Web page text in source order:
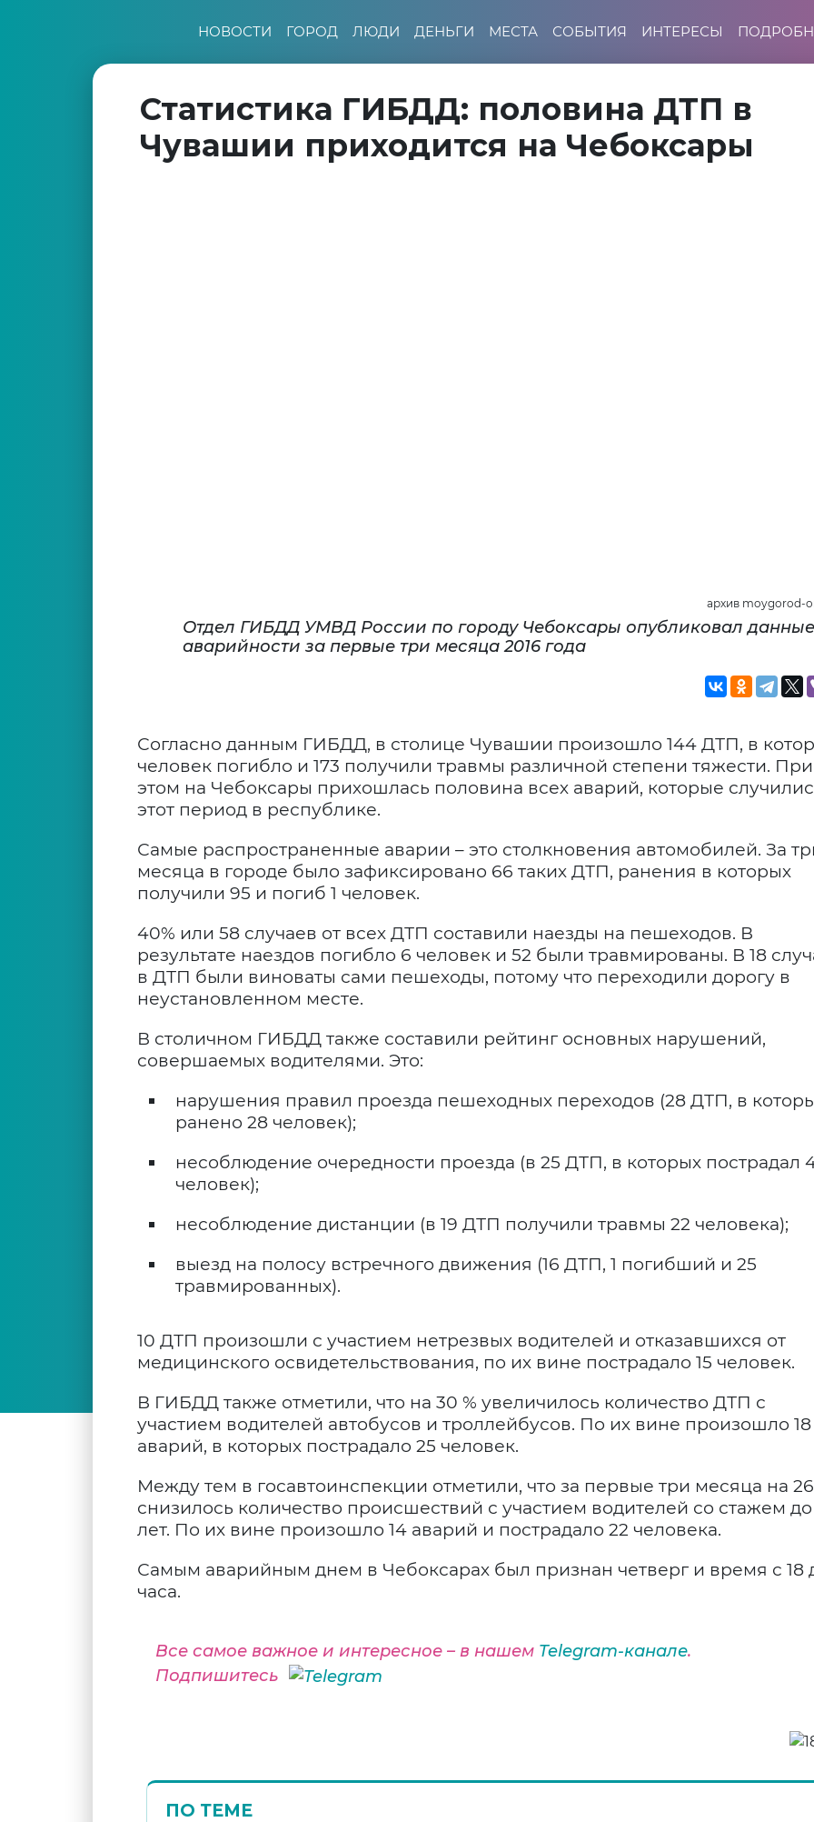
НОВОСТИ ГОРОД ЛЮДИ ДЕНЬГИ МЕСТА СОБЫТИЯ ИНТЕРЕСЫ
Статистика ГИБДД: половина ДТП в
Чувашии приходится на Чебоксары
архив moygorod-
Отдел ГИБДД УМВД России по городу Чебоксары опубликовал
аварийности за первые три месяца 2016 года
Согласно данным ГИБДД, в столице Чувашии произошло 144 ДТП, в
человек погибло и 173 получили травмы различной степени тяжести. При
этом на Чебоксары прихошлась половина всех аварий, которые
этот период в республике.
Самые распространенные аварии – это столкновения автомобилей. За
месяца в городе было зафиксировано 66 таких ДТП, ранения в которых
получили 95 и погиб 1 человек.
40% или 58 случаев от всех ДТП составили наезды на пешеходов. В
результате наездов погибло 6 человек и 52 были травмированы. В 18
в ДТП были виноваты сами пешеходы, потому что переходили дорогу в
неустановленном месте.
В столичном ГИБДД также составили рейтинг основных нарушений,
совершаемых водителями. Это:
нарушения правил проезда пешеходных переходов (28 ДТП, в
ранено 28 человек);
несоблюдение очередности проезда (в 25 ДТП, в которых пострадал
человек);
несоблюдение дистанции (в 19 ДТП получили травмы 22 человека);
выезд на полосу встречного движения (16 ДТП, 1 погибший и 25
травмированных).
10 ДТП произошли с участием нетрезвых водителей и отказавшихся от
медицинского освидетельствования, по их вине пострадало 15 человек.
В ГИБДД также отметили, что на 30 % увеличилось количество ДТП с
участием водителей автобусов и троллейбусов. По их вине произошло 18
аварий, в которых пострадало 25 человек.
Между тем в госавтоинспекции отметили, что за первые три месяца на
снизилось количество происшествий с участием водителей со стажем до
лет. По их вине произошло 14 аварий и пострадало 22 человека.
Самым аварийным днем в Чебоксарах был признан четверг и время с 18
часа.
Все самое важное и интересное – в нашем Telegram-канале.
Подпишитесь
ПО ТЕМЕ